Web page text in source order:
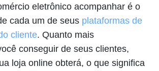
eletrônico acompanhar é o
cada um de seus plataformas de
cliente. Quanto mais
conseguir de seus clientes,
loja online obterá, o que significa